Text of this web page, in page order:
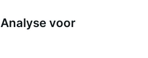
Analyse voor